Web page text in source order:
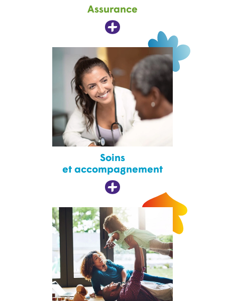
Assurance
Soins
et accompagnement